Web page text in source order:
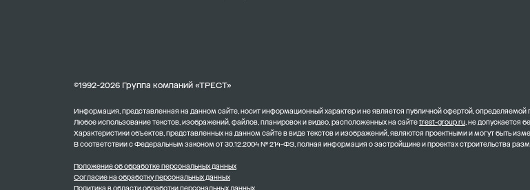
©1992-2026 Группа компаний «ТРЕСТ»
Информация, представленная на данном сайте, носит информационный характер и не является публичной офертой,
Любое использование текстов, изображений, файлов, планировок и видео, расположенных на сайтеtrest-group.ru, не допускается
Характеристики объектов, представленных на данном сайте в виде текстов и изображений, являются проектными и могут быть
В соответствии с Федеральным законом от 30.12.2004 № 214-ФЗ, полная информация о застройщике и проектах строительства
Положение об обработке персональных данных
Согласие на обработку персональных данных